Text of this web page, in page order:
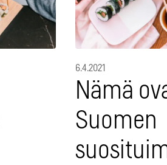
6.4.2021
Nämä
Suomen